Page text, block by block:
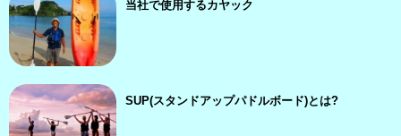
当社で使用するカヤック
SUP(スタンドアップパドルボード)とは?